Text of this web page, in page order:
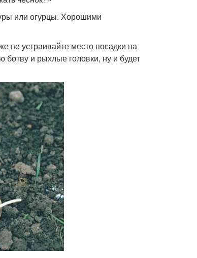
или огурцы. Хорошими
не устраивайте место посадки на
ботву и рыхлые головки, ну и будет